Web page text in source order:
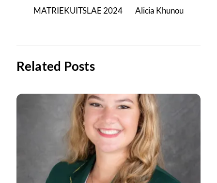
MATRIEKUITSLAE 2024 Alicia Khunou
Related Posts